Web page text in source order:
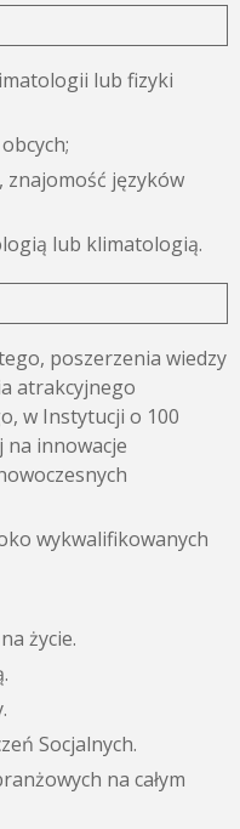
lub fizyki
znajomość języków
lub klimatologią.
poszerzenia wiedzy
atrakcyjnego
w Instytucji o 100
innowacje
wykwalifikowanych
życie.
Socjalnych.
na całym